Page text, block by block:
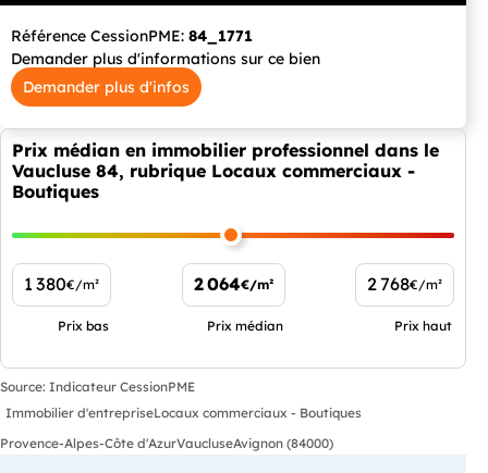
Référence CessionPME: 84_1771
Demander plus d'informations sur ce bien
Demander plus d'infos
Prix médian en immobilier professionnel dans le
Vaucluse 84, rubrique Locaux commerciaux -
Boutiques
1 380€/m²
Prix bas
2 064€/m²
Prix médian
2 768€/m²
Prix haut
Source: Indicateur CessionPME
Immobilier d'entrepriseLocaux commerciaux - Boutiques
Provence-Alpes-Côte d'AzurVaucluseAvignon (84000)